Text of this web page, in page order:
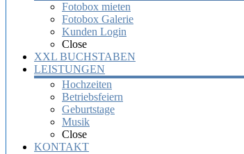
Fotobox mieten
Fotobox Galerie
Kunden Login
Close
XXL BUCHSTABEN
LEISTUNGEN
Hochzeiten
Betriebsfeiern
Geburtstage
Musik
Close
KONTAKT